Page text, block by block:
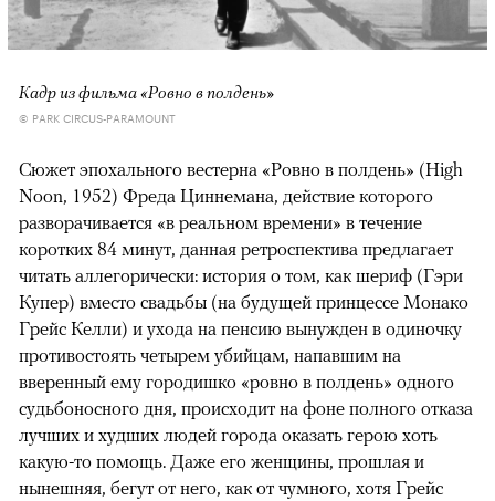
Кадр из фильма «Ровно в полдень»
© PARK CIRCUS-PARAMOUNT
Сюжет эпохального вестерна «Ровно в полдень» (High
Noon, 1952) Фреда Циннемана, действие которого
разворачивается «в реальном времени» в течение
коротких 84 минут, данная ретроспектива предлагает
читать аллегорически: история о том, как шериф (Гэри
Купер) вместо свадьбы (на будущей принцессе Монако
Грейс Келли) и ухода на пенсию вынужден в одиночку
противостоять четырем убийцам, напавшим на
вверенный ему городишко «ровно в полдень» одного
судьбоносного дня, происходит на фоне полного отказа
лучших и худших людей города оказать герою хоть
какую-то помощь. Даже его женщины, прошлая и
нынешняя, бегут от него, как от чумного, хотя Грейс